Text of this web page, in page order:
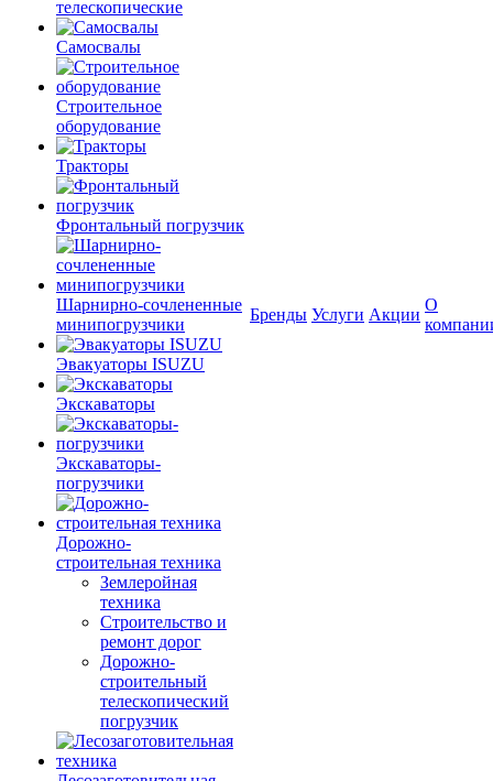
телескопические
Самосвалы
Строительное
оборудование
Тракторы
Фронтальный погрузчик
Шарнирно-сочлененные
минипогрузчики
Эвакуаторы ISUZU
Экскаваторы
Экскаваторы-
погрузчики
Дорожно-
строительная техника
Землеройная
техника
Строительство и
ремонт дорог
Дорожно-
строительный
телескопический
погрузчик
Бренды Услуги Акции
О